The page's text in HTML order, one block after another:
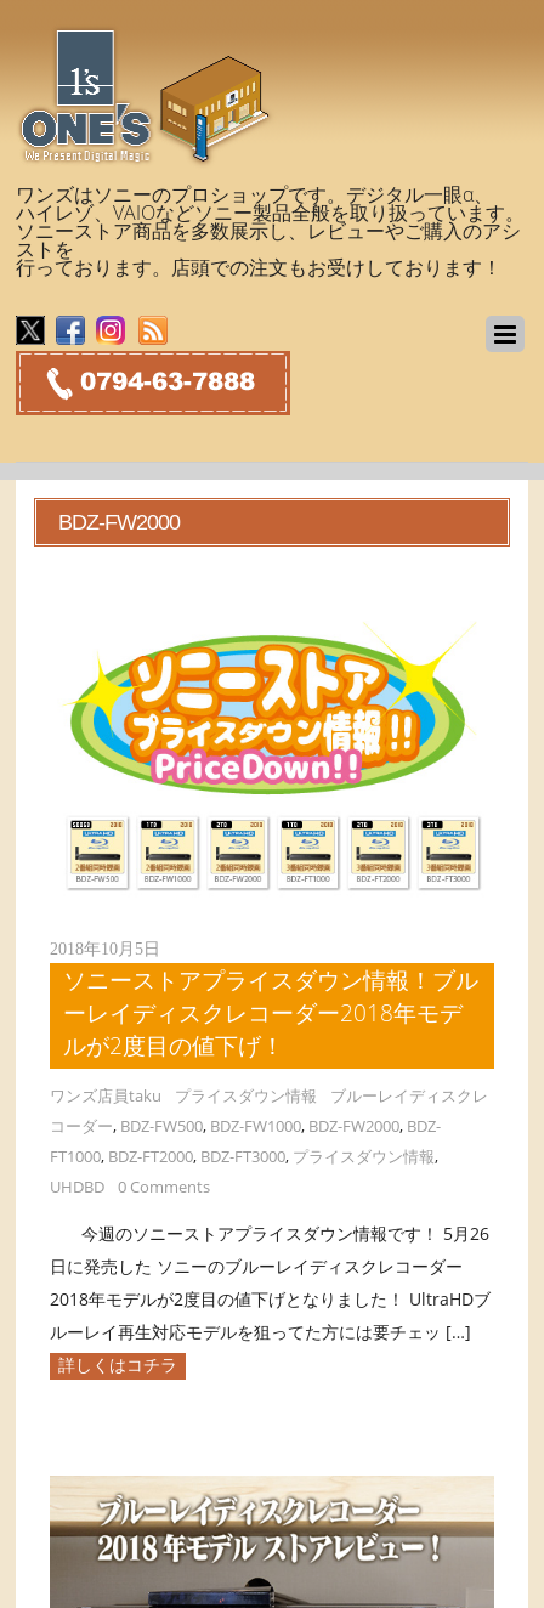
ワンズはソニーのプロショップです。デジタル一眼α、
ハイレゾ、VAIOなどソニー製品全般を取り扱っています。
ソニーストア商品を多数展示し、レビューやご購入のアシ
ストを
行っております。店頭での注文もお受けしております！
BDZ-FW2000
2018年10月5日
ソニーストアプライスダウン情報！ブル
ーレイディスクレコーダー2018年モデ
ルが2度目の値下げ！
ワンズ店員taku プライスダウン情報
ブルーレイディスクレ
コーダー, BDZ-FW500, BDZ-FW1000, BDZ-FW2000, BDZ-
FT1000, BDZ-FT2000, BDZ-FT3000, プライスダウン情報,
UHDBD
0 Comments
今週のソニーストアプライスダウン情報です！ 5月26
日に発売した ソニーのブルーレイディスクレコーダー
2018年モデルが2度目の値下げとなりました！ UltraHDブ
ルーレイ再生対応モデルを狙ってた方には要チェッ […]
詳しくはコチラ